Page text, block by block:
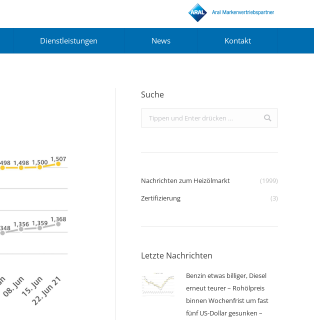
Dienstleistungen News Kontakt
Suche
Search:
Nachrichten zum Heizölmarkt
(1999)
Zertifizierung
(3)
Letzte Nachrichten
Benzin etwas billiger, Diesel
erneut teurer – Rohölpreis
binnen Wochenfrist um fast
fünf US-Dollar gesunken –